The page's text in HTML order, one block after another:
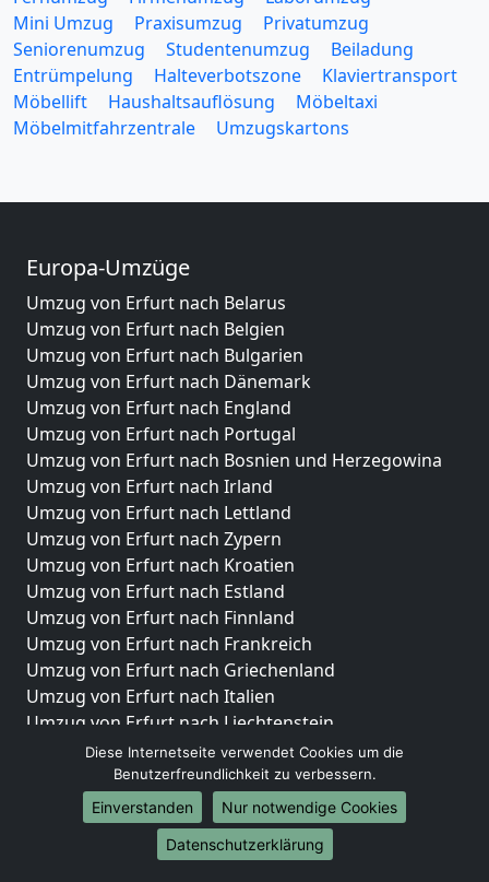
Mini Umzug
Praxisumzug
Privatumzug
Seniorenumzug
Studentenumzug
Beiladung
Entrümpelung
Halteverbotszone
Klaviertransport
Möbellift
Haushaltsauflösung
Möbeltaxi
Möbelmitfahrzentrale
Umzugskartons
Europa-Umzüge
Umzug von Erfurt nach Belarus
Umzug von Erfurt nach Belgien
Umzug von Erfurt nach Bulgarien
Umzug von Erfurt nach Dänemark
Umzug von Erfurt nach England
Umzug von Erfurt nach Portugal
Umzug von Erfurt nach Bosnien und Herzegowina
Umzug von Erfurt nach Irland
Umzug von Erfurt nach Lettland
Umzug von Erfurt nach Zypern
Umzug von Erfurt nach Kroatien
Umzug von Erfurt nach Estland
Umzug von Erfurt nach Finnland
Umzug von Erfurt nach Frankreich
Umzug von Erfurt nach Griechenland
Umzug von Erfurt nach Italien
Umzug von Erfurt nach Liechtenstein
Umzug von Erfurt nach Luxemburg
Umzug von Erfurt nach Niederlande
Umzug von Erfurt nach Norwegen
Umzüge-Deutschlandweit
Diese Internetseite verwendet Cookies um die
Benutzerfreundlichkeit zu verbessern.
Einverstanden
Nur notwendige Cookies
Datenschutzerklärung